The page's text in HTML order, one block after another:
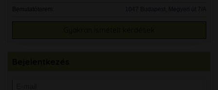
Bemutatóterem:
1047 Budapest, Megyeri út 7/A